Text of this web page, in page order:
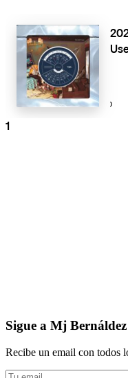
Sigue a Mj Bernáldez
Recibe un email con todos